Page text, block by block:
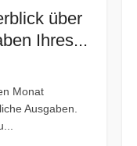
über
Ihres...
Monat
Ausgaben.